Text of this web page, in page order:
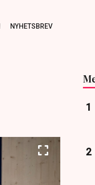
NYHETSBREV